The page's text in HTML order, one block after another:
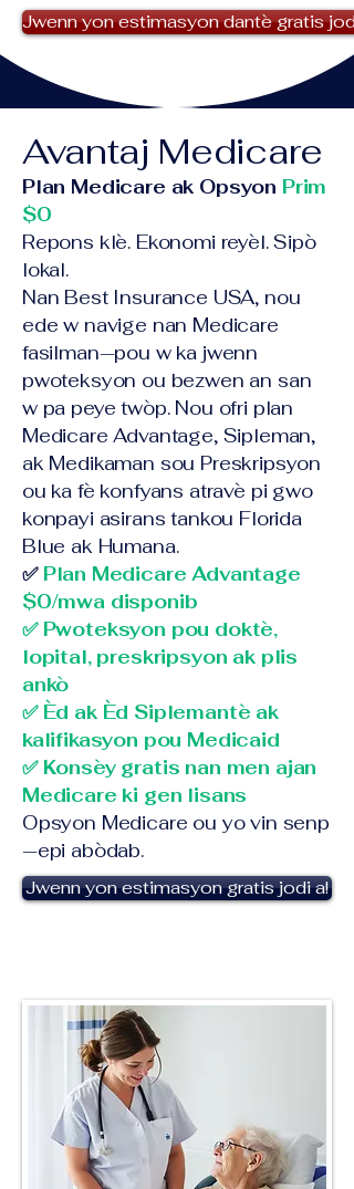
Jwenn yon estimasyon dantè gratis jodi
Avantaj Medicare
Plan Medicare ak Opsyon Prim
$0
Repons klè. Ekonomi reyèl. Sipò
lokal.
Nan Best Insurance USA, nou
ede w navige nan Medicare
fasilman—pou w ka jwenn
pwoteksyon ou bezwen an san
w pa peye twòp. Nou ofri plan
Medicare Advantage, Sipleman,
ak Medikaman sou Preskripsyon
ou ka fè konfyans atravè pi gwo
konpayi asirans tankou Florida
Blue ak Humana.
✅ Plan Medicare Advantage
$0/mwa disponib
✅ Pwoteksyon pou doktè,
lopital, preskripsyon ak plis
ankò
✅ Èd ak Èd Siplemantè ak
kalifikasyon pou Medicaid
✅ Konsèy gratis nan men ajan
Medicare ki gen lisans
Opsyon Medicare ou yo vin senp
—epi abòdab.
Jwenn yon estimasyon gratis jodi a!